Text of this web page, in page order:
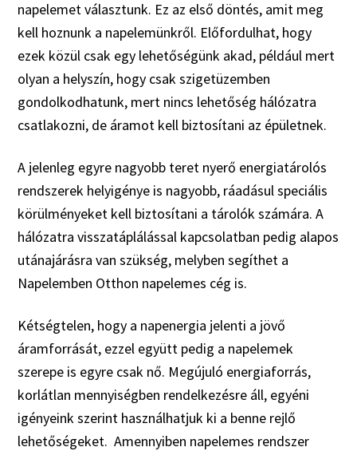
napelemet választunk. Ez az első döntés, amit meg
kell hoznunk a napelemünkről. Előfordulhat, hogy
ezek közül csak egy lehetőségünk akad, például mert
olyan a helyszín, hogy csak szigetüzemben
gondolkodhatunk, mert nincs lehetőség hálózatra
csatlakozni, de áramot kell biztosítani az épületnek.
A jelenleg egyre nagyobb teret nyerő energiatárolós
rendszerek helyigénye is nagyobb, ráadásul speciális
körülményeket kell biztosítani a tárolók számára. A
hálózatra visszatáplálással kapcsolatban pedig alapos
utánajárásra van szükség, melyben segíthet a
Napelemben Otthon napelemes cég is.
Kétségtelen, hogy a napenergia jelenti a jövő
áramforrását, ezzel együtt pedig a napelemek
szerepe is egyre csak nő. Megújuló energiaforrás,
korlátlan mennyiségben rendelkezésre áll, egyéni
igényeink szerint használhatjuk ki a benne rejlő
lehetőségeket. Amennyiben napelemes rendszer